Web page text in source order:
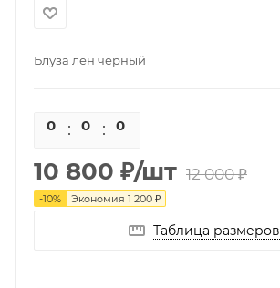
Блуза лен черный
0 0 0
10 800 ₽/шт 12 000₽
-10% Экономия 1 200 ₽
Таблица размеров